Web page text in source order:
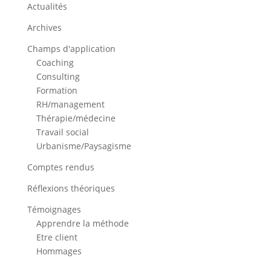
Actualités
Archives
Champs d'application
Coaching
Consulting
Formation
RH/management
Thérapie/médecine
Travail social
Urbanisme/Paysagisme
Comptes rendus
Réflexions théoriques
Témoignages
Apprendre la méthode
Etre client
Hommages